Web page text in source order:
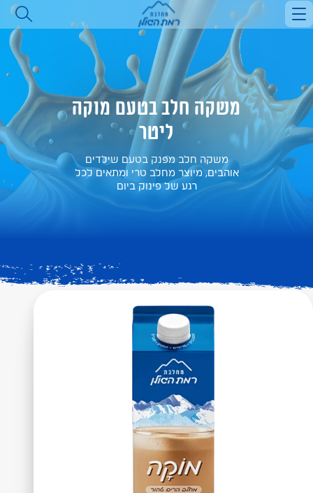
הסיפור שלנו
מוצרים
כל המוצרים
חלב
משקאות חלב
שמנות
גבינות מלוחות
מתכונים
כל המתכונים
מנות ראשונות
סלטים
מאפים ופשטידות
מרקים ותבשילים
קינוחים
מאמרים וטיפים
דברו איתנו
משקה חלב בטעם מוקה
ליטר
משקה חלב מפנק בטעם שילדים
אוהבים, מיוצר מחלב טרי ומתאים לכל
רגע של פינוק ביום